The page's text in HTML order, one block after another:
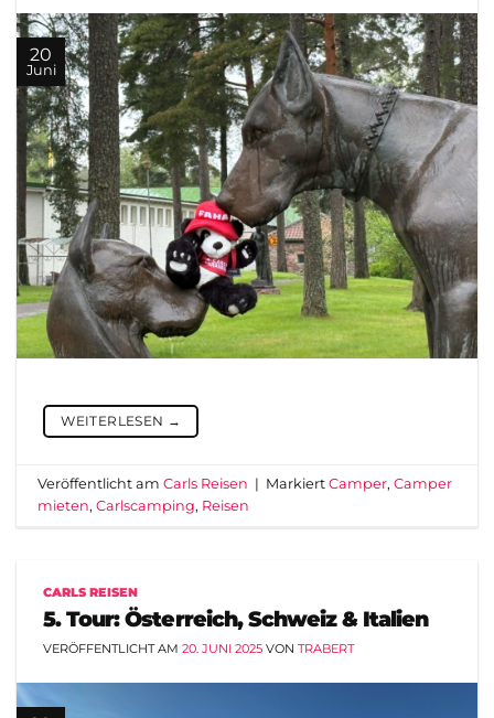
20
Juni
WEITERLESEN →
Veröffentlicht amCarls Reisen | MarkiertCamper,Camper
mieten,Carlscamping, Reisen
CARLS REISEN
5. Tour: Österreich, Schweiz & Italien
VERÖFFENTLICHT AM 20. JUNI 2025 VON TRABERT